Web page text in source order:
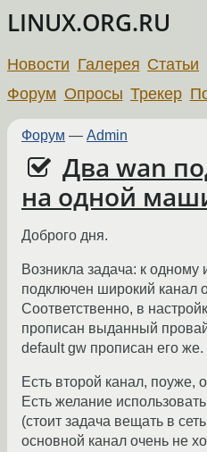
LINUX.ORG.RU
Новости Галерея Статьи
Форум Опросы Трекер
Форум — Admin
Два wan
на одной
Доброго дня.
Возникла задача: к одному
подключен широкий канал
Соответственно, в
прописан выданный
default gw прописан его же.
Есть второй канал, поуже,
Есть желание
(стоит задача вещать в
основной канал очень не